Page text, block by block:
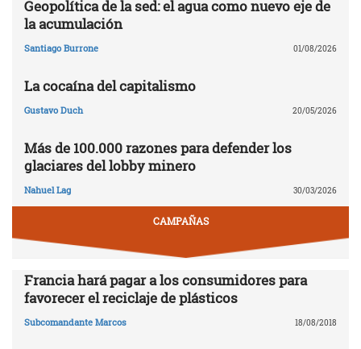
Geopolítica de la sed: el agua como nuevo eje de
la acumulación
Santiago Burrone 01/08/2026
La cocaína del capitalismo
Gustavo Duch 20/05/2026
Más de 100.000 razones para defender los
glaciares del lobby minero
Nahuel Lag 30/03/2026
CAMPAÑAS
Francia hará pagar a los consumidores para
favorecer el reciclaje de plásticos
Subcomandante Marcos 18/08/2018